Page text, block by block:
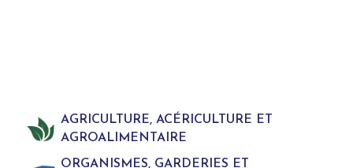
AGRICULTURE, ACÉRICULTURE ET
AGROALIMENTAIRE
ORGANISMES, GARDERIES ET